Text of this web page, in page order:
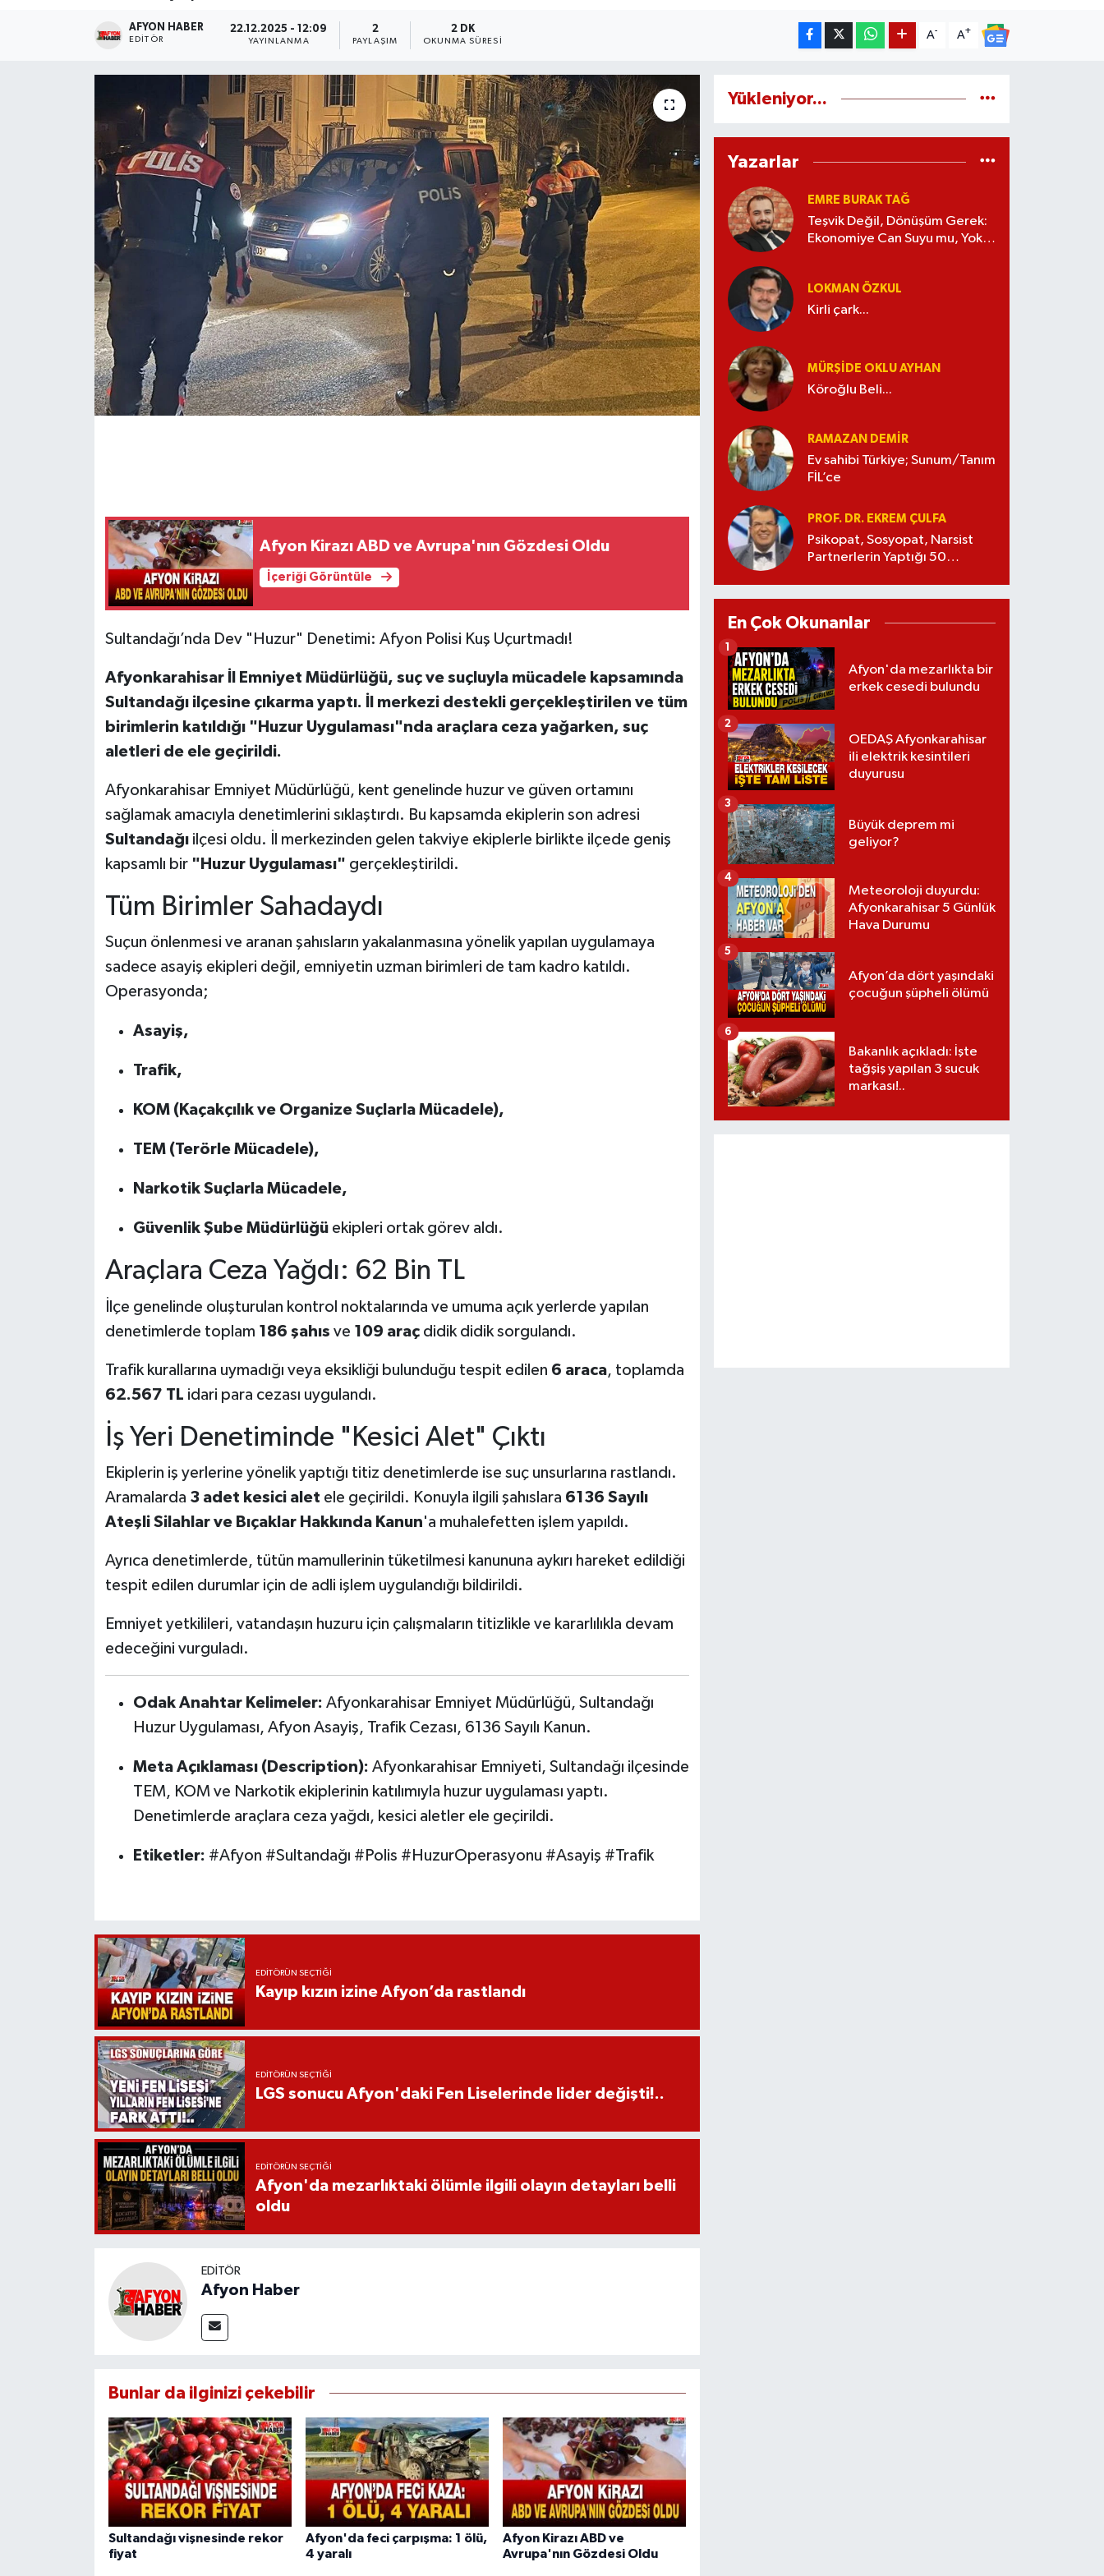
AFYON HABER
EDITÖR
22.12.2025 - 12:09
YAYINLANMA
2
PAYLAŞIM
2 DK
OKUNMA SÜRESI
A- A+
Afyon Kirazı ABD ve Avrupa'nın Gözdesi Oldu
İçeriği Görüntüle
Sultandağı’nda Dev "Huzur" Denetimi: Afyon Polisi Kuş Uçurtmadı!
Afyonkarahisar İl Emniyet Müdürlüğü, suç ve suçluyla mücadele kapsamında
Sultandağı ilçesine çıkarma yaptı. İl merkezi destekli gerçekleştirilen ve tüm
birimlerin katıldığı "Huzur Uygulaması"nda araçlara ceza yağarken, suç
aletleri de ele geçirildi.
Afyonkarahisar Emniyet Müdürlüğü, kent genelinde huzur ve güven ortamını
sağlamak amacıyla denetimlerini sıklaştırdı. Bu kapsamda ekiplerin son adresi
Sultandağıilçesi oldu. İl merkezinden gelen takviye ekiplerle birlikte ilçede geniş
kapsamlı bir "Huzur Uygulaması" gerçekleştirildi.
Tüm Birimler Sahadaydı
Suçun önlenmesi ve aranan şahısların yakalanmasına yönelik yapılan uygulamaya
sadece asayiş ekipleri değil, emniyetin uzman birimleri de tam kadro katıldı.
Operasyonda;
Asayiş,
Trafik,
KOM (Kaçakçılık ve Organize Suçlarla Mücadele),
TEM (Terörle Mücadele),
Narkotik Suçlarla Mücadele,
Güvenlik Şube Müdürlüğüekipleri ortak görev aldı.
Araçlara Ceza Yağdı: 62 Bin TL
İlçe genelinde oluşturulan kontrol noktalarında ve umuma açık yerlerde yapılan
denetimlerde toplam 186 şahıs ve 109 araçdidik didik sorgulandı.
Trafik kurallarına uymadığı veya eksikliği bulunduğu tespit edilen 6 araca, toplamda
62.567 TL idari para cezası uygulandı.
İş Yeri Denetiminde "Kesici Alet" Çıktı
Ekiplerin iş yerlerine yönelik yaptığı titiz denetimlerde ise suç unsurlarına rastlandı.
Aramalarda 3 adet kesici alet ele geçirildi. Konuyla ilgili şahıslara 6136 Sayılı
Ateşli Silahlar ve Bıçaklar Hakkında Kanun'a muhalefetten işlem yapıldı.
Ayrıca denetimlerde, tütün mamullerinin tüketilmesi kanununa aykırı hareket edildiği
tespit edilen durumlar için de adli işlem uygulandığı bildirildi.
Emniyet yetkilileri, vatandaşın huzuru için çalışmaların titizlikle ve kararlılıkla devam
edeceğini vurguladı.
Odak Anahtar Kelimeler: Afyonkarahisar Emniyet Müdürlüğü, Sultandağı
Huzur Uygulaması, Afyon Asayiş, Trafik Cezası, 6136 Sayılı Kanun.
Meta Açıklaması (Description): Afyonkarahisar Emniyeti, Sultandağı ilçesinde
TEM, KOM ve Narkotik ekiplerinin katılımıyla huzur uygulaması yaptı.
Denetimlerde araçlara ceza yağdı, kesici aletler ele geçirildi.
Etiketler: #Afyon #Sultandağı #Polis #HuzurOperasyonu #Asayiş #Trafik
EDITÖRÜN SEÇTIĞI
Kayıp kızın izine Afyon’da rastlandı
EDITÖRÜN SEÇTIĞI
LGS sonucu Afyon'daki Fen Liselerinde lider değişti!..
EDITÖRÜN SEÇTIĞI
Afyon'da mezarlıktaki ölümle ilgili olayın detayları belli
oldu
EDITÖR
Afyon Haber
Bunlar da ilginizi çekebilir
Sultandağı vişnesinde rekor
fiyat
Afyon'da feci çarpışma: 1 ölü,
4 yaralı
Afyon Kirazı ABD ve
Avrupa'nın Gözdesi Oldu
Yükleniyor...
Yazarlar
EMRE BURAK TAĞ
Teşvik Değil, Dönüşüm Gerek:
Ekonomiye Can Suyu mu, Yoksa
LOKMAN ÖZKUL
Kirli çark...
MÜRŞIDE OKLU AYHAN
Köroğlu Beli...
RAMAZAN DEMİR
Ev sahibi Türkiye; Sunum/Tanım
FİL’ce
PROF. DR. EKREM ÇULFA
Psikopat, Sosyopat, Narsist
Partnerlerin Yaptığı 50
En Çok Okunanlar
Afyon'da mezarlıkta bir
erkek cesedi bulundu
1
OEDAŞ Afyonkarahisar
ili elektrik kesintileri
duyurusu
2
Büyük deprem mi
geliyor?
3
Meteoroloji duyurdu:
Afyonkarahisar 5 Günlük
Hava Durumu
4
Afyon’da dört yaşındaki
çocuğun şüpheli ölümü
5
Bakanlık açıkladı: İşte
tağşiş yapılan 3 sucuk
markası!..
6
Magazin